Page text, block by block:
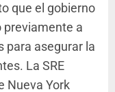
que el gobierno
previamente a
para asegurar la
La SRE
Nueva York